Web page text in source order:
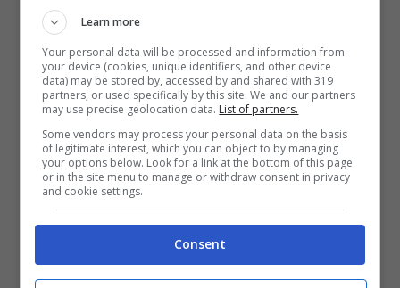
praticamente deceduta sul colpo. Sul luogo
dello schianto mortale sono arrivati anche i
vigili del fuocoe lapolizia stradaledi Chiari,
questi ultimi hanno dovuto chiudere la strada
al traffico e fare i dovuti rilievi.
Comunità sconvolta per la
morte di Michela Righetto
Il decesso della giovanissima Michela
Learn more
Your personal data will be processed and information from
your device (cookies, unique identifiers, and other device
data) may be stored by, accessed by and shared with 319
partners, or used specifically by this site. We and our partners
may use precise geolocation data. List of partners.
Some vendors may process your personal data on the basis
of legitimate interest, which you can object to by managing
your options below. Look for a link at the bottom of this page
or in the site menu to manage or withdraw consent in privacy
and cookie settings.
Consent